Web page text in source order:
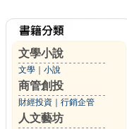
文學小說
文學 小說
商管創投
財經投資 行銷企管
人文藝坊